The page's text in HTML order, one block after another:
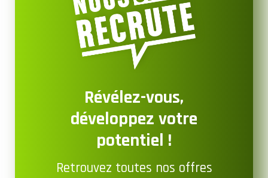
Révélez-vous,
développez votre
potentiel !
Retrouvez toutes nos offres